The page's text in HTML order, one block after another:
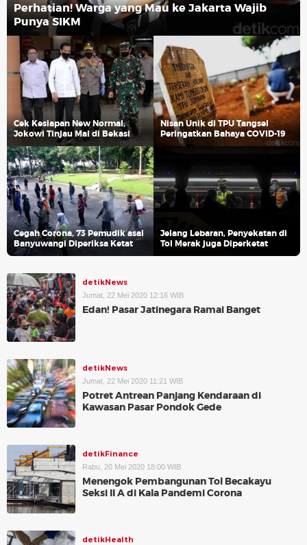
Perhatian! Warga yang Mau ke Jakarta Wajib
Punya SIKM
Cek Kesiapan New Normal,
Jokowi Tinjau Mal di Bekasi
Nisan Unik di TPU Tangsel
Peringatkan Bahaya COVID-19
Cegah Corona, 73 Pemudik asal
Banyuwangi Diperiksa Ketat
Jelang Lebaran, Penyekatan di
Tol Merak juga Diperketat
detikNews
Jumat, 22 Mei 2020 12:16 WIB
Edan! Pasar Jatinegara Ramai Banget
detikNews
Jumat, 22 Mei 2020 11:21 WIB
Potret Antrean Panjang Kendaraan di
Kawasan Pasar Pondok Gede
detikFinance
Rabu, 20 Mei 2020 18:00 WIB
Menengok Pembangunan Tol Becakayu
Seksi II A di Kala Pandemi Corona
detikHealth